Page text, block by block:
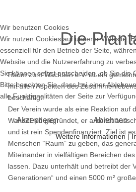
Die
Raum zum Wachsen e.V. ist ein
mit allen Aspekten des
beschäftigt.
Der Verein wurde als eine Reaktion auf
Wandel hin gegründet, er arbeitet
und ist rein Spendenfinanziert. Ziel ist
Menschen “Raum” zu geben, das
Miteinander in vielfältigen Bereichen des
lassen. Dazu unterhält und betreibt der
Generationen“ und einen 5000 m²
Wir benutzen Cookies
Wir nutzen Cookies auf unserer Website.
essenziell für den Betrieb der Seite,
Website und die Nutzererfahrung zu
Sie können selbst entscheiden, ob Sie die
Bitte beachten Sie, dass bei einer
alle Funktionalitäten der Seite zur
Akzeptieren Ablehnen
Weitere Informationen|